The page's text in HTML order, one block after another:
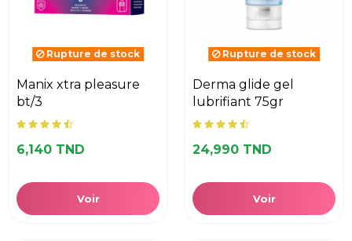
Rupture de stock
manix xtra pleasure
bt/3
6,140 TND
Voir
Rupture de stock
derma glide gel
lubrifiant 75gr
24,990 TND
Voir